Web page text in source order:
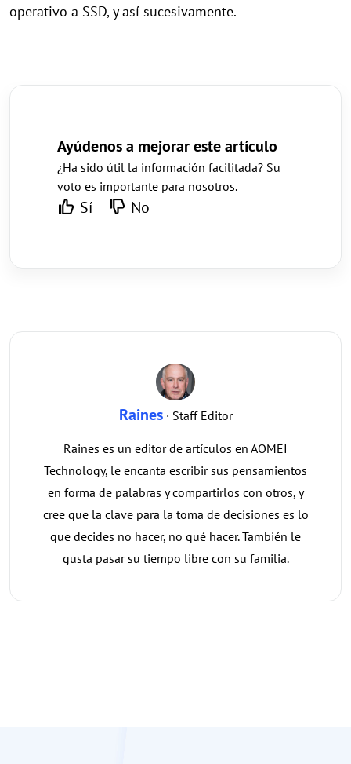
operativo a SSD, y así sucesivamente.
Ayúdenos a mejorar este artículo
¿Ha sido útil la información facilitada? Su
voto es importante para nosotros.
Sí No
Raines· Staff Editor
Raines es un editor de artículos en AOMEI
Technology, le encanta escribir sus pensamientos
en forma de palabras y compartirlos con otros, y
cree que la clave para la toma de decisiones es lo
que decides no hacer, no qué hacer. También le
gusta pasar su tiempo libre con su familia.